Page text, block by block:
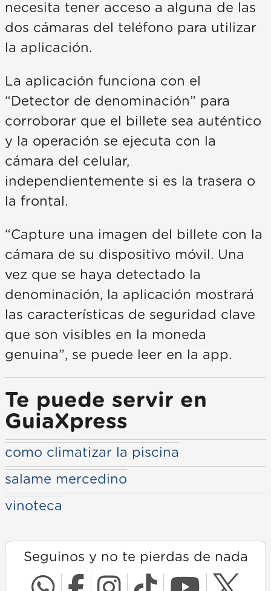
necesita tener acceso a alguna de las
dos cámaras del teléfono para utilizar
la aplicación.
La aplicación funciona con el
“Detector de denominación” para
corroborar que el billete sea auténtico
y la operación se ejecuta con la
cámara del celular,
independientemente si es la trasera o
la frontal.
“Capture una imagen del billete con la
cámara de su dispositivo móvil. Una
vez que se haya detectado la
denominación, la aplicación mostrará
las características de seguridad clave
que son visibles en la moneda
genuina”, se puede leer en la app.
Te puede servir en
GuiaXpress
como climatizar la piscina
salame mercedino
vinoteca
Seguinos y no te pierdas de nada